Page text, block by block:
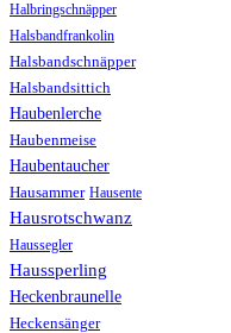
Halbringschnäpper
Halsbandfrankolin
Halsbandschnäpper
Halsbandsittich
Haubenlerche
Haubenmeise
Haubentaucher
Hausammer Hausente
Hausrotschwanz
Haussegler
Haussperling
Heckenbraunelle
Heckensänger